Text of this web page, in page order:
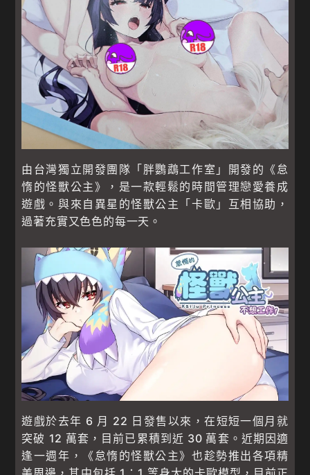
由台灣獨立開發團隊「胖鸚鵡工作室」開發的《怠
惰的怪獸公主》，是一款輕鬆的時間管理戀愛養成
遊戲。與來自異星的怪獸公主「卡歐」互相協助，
過著充實又色色的每一天。
遊戲於去年 6 月 22 日發售以來，在短短一個月就
突破 12 萬套，目前已累積到近 30 萬套。近期因適
逢一週年，《怠惰的怪獸公主》也趁勢推出各項精